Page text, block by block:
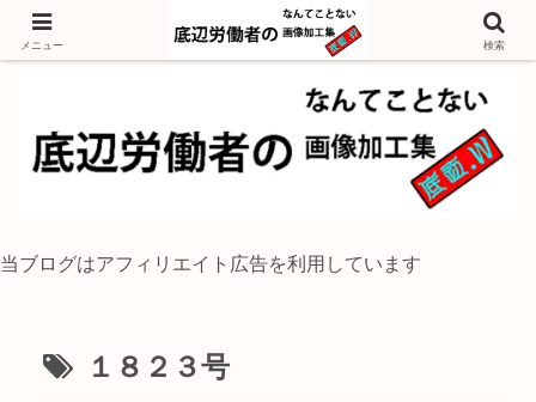
独身底辺おじさんが風景写真をイラスト風に加工するブログ
当ブログはアフィリエイト広告を利用しています
１８２３号
メニュー 検索